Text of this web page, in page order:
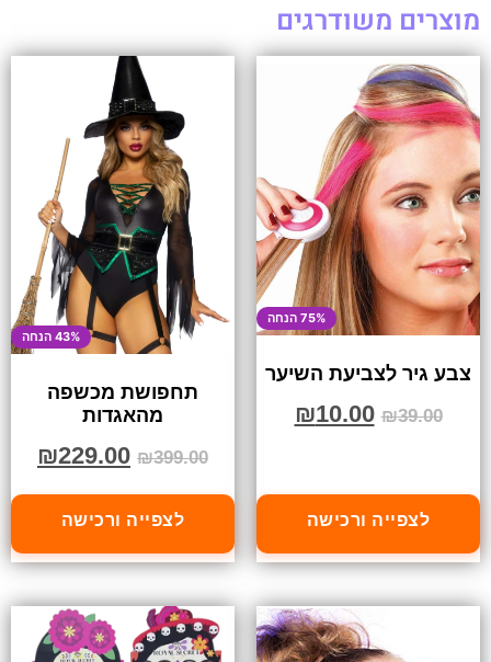
מוצרים משודרגים
75% הנחה
צבע גיר לצביעת השיער
₪39.00
₪10.00
לצפייה ורכישה
43% הנחה
תחפושת מכשפה
מהאגדות
₪399.00
₪229.00
לצפייה ורכישה